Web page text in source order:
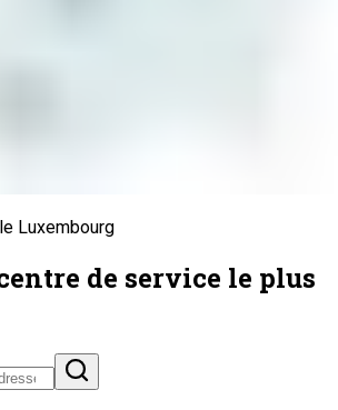
Luxembourg
de service le plus